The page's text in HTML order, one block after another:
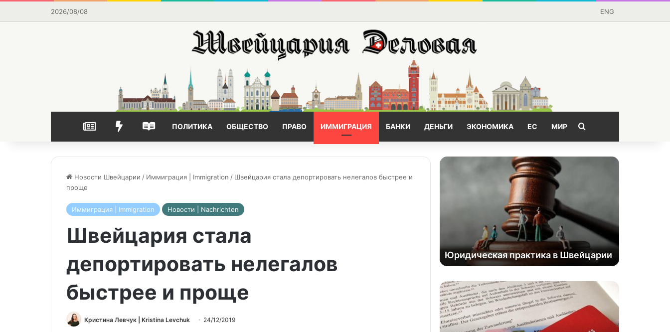
2026/08/08 ENG
НОВОСТИВЫБОР РЕДАКЦИИЧАСТО ЧИТАЕМОЕ
ПОЛИТИКА ОБЩЕСТВО ПРАВО ИММИГРАЦИЯ БАНКИ ДЕНЬГИ ЭКОНОМИКА ЕС МИР Поищем?
Новости Швейцарии / Иммиграция | Immigration / Швейцария стала депортировать нелегалов быстрее и
проще
Иммиграция | Immigration Новости | Nachrichten
Швейцария стала
депортировать нелегалов
быстрее и проще
Кристина Левчук | Kristina Levchuk 24/12/2019
Юридическая практика в Швейцарии